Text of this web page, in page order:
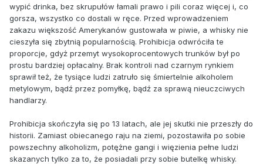
wypić drinka, bez skrupułów łamali prawo i pili coraz więcej i, co
gorsza, wszystko co dostali w ręce. Przed wprowadzeniem
zakazu większość Amerykanów gustowała w piwie, a whisky nie
cieszyła się zbytnią popularnością. Prohibicja odwróciła te
proporcje, gdyż przemyt wysokoprocentowych trunków był po
prostu bardziej opłacalny. Brak kontroli nad czarnym rynkiem
sprawił też, że tysiące ludzi zatruło się śmiertelnie alkoholem
metylowym, bądź przez pomyłkę, bądź za sprawą nieuczciwych
handlarzy.
Prohibicja skończyła się po 13 latach, ale jej skutki nie przeszły do
historii. Zamiast obiecanego raju na ziemi, pozostawiła po sobie
powszechny alkoholizm, potężne gangi i więzienia pełne ludzi
skazanych tylko za to, że posiadali przy sobie butelkę whisky.